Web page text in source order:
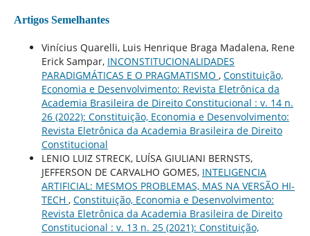
Artigos Semelhantes
Vinícius Quarelli, Luis Henrique Braga Madalena, Rene
Erick Sampar, INCONSTITUCIONALIDADES
PARADIGMÁTICAS E O PRAGMATISMO , Constituição,
Economia e Desenvolvimento: Revista Eletrônica da
Academia Brasileira de Direito Constitucional : v. 14 n.
26 (2022): Constituição, Economia e Desenvolvimento:
Revista Eletrônica da Academia Brasileira de Direito
Constitucional
LENIO LUIZ STRECK, LUÍSA GIULIANI BERNSTS,
JEFFERSON DE CARVALHO GOMES, INTELIGENCIA
ARTIFICIAL: MESMOS PROBLEMAS, MAS NA VERSÃO HI-
TECH , Constituição, Economia e Desenvolvimento:
Revista Eletrônica da Academia Brasileira de Direito
Constitucional : v. 13 n. 25 (2021): Constituição,